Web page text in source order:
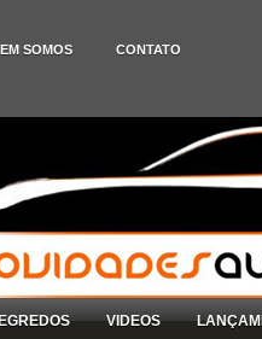
SOMOS CONTATO
VIDEOS